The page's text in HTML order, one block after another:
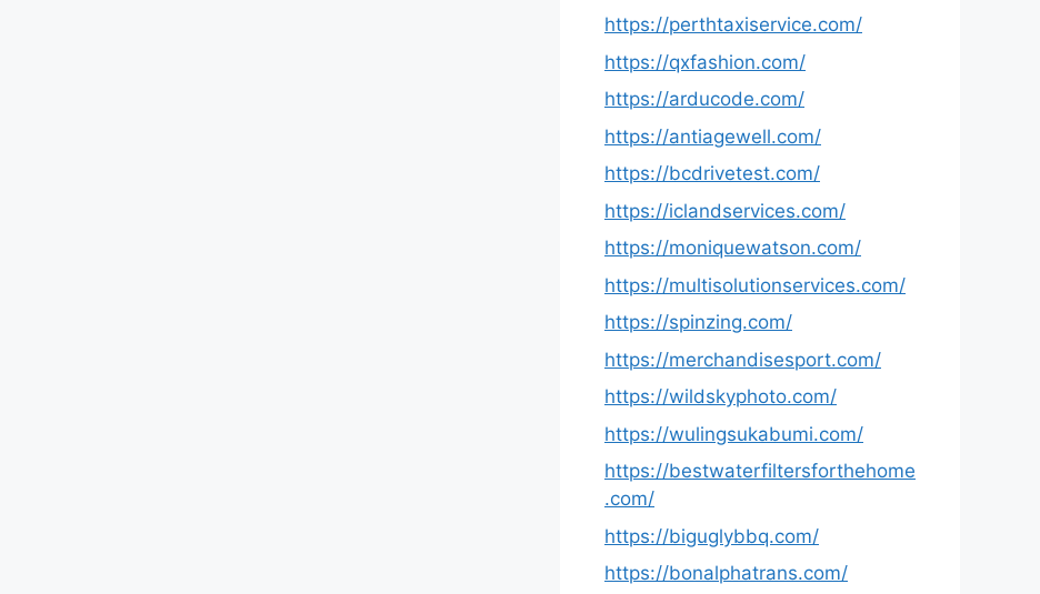
https://perthtaxiservice.com/
https://qxfashion.com/
https://arducode.com/
https://antiagewell.com/
https://bcdrivetest.com/
https://iclandservices.com/
https://moniquewatson.com/
https://multisolutionservices.com/
https://spinzing.com/
https://merchandisesport.com/
https://wildskyphoto.com/
https://wulingsukabumi.com/
https://bestwaterfiltersforthehome
.com/
https://biguglybbq.com/
https://bonalphatrans.com/